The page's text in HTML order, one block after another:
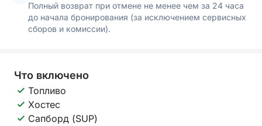
Полный возврат при отмене не менее чем за 24 часа
до начала бронирования (за исключением сервисных
сборов и комиссии).
Что включено
Топливо
Хостес
Сапборд (SUP)